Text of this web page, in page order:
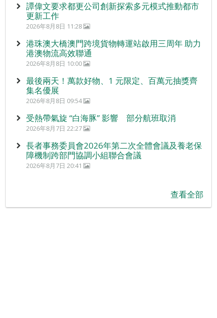
譚偉文要求都更公司創新探索多元模式推動都市
更新工作
2026年8月8日 11:28
港珠澳大橋澳門跨境貨物轉運站啟用三周年 助力
港澳物流高效聯通
2026年8月8日 10:00
最後兩天！萬款好物、1 元限定、百萬元抽獎齊
集名優展
2026年8月8日 09:54
受熱帶氣旋 “白海豚” 影響 部分航班取消
2026年8月7日 22:27
長者事務委員會2026年第二次全體會議及養老保
障機制跨部門協調小組聯合會議
2026年8月7日 20:41
查看全部